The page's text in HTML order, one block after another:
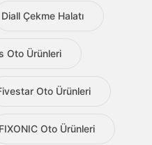
Diall Çekme Halatı
Oto Ürünleri
Oto Ürünleri
FIXONIC Oto Ürünleri